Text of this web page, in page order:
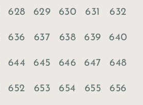
628 629 630 631 632
636 637 638 639 640
644 645 646 647 648
652 653 654 655 656